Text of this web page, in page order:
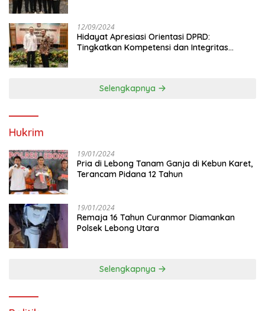
12/09/2024
Hidayat Apresiasi Orientasi DPRD:
Tingkatkan Kompetensi dan Integritas
Selengkapnya
Hukrim
19/01/2024
Pria di Lebong Tanam Ganja di Kebun Karet,
Terancam Pidana 12 Tahun
19/01/2024
Remaja 16 Tahun Curanmor Diamankan
Polsek Lebong Utara
Selengkapnya